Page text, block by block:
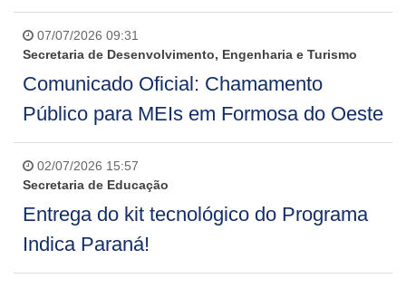
07/07/2026 09:31
Secretaria de Desenvolvimento, Engenharia e Turismo
Comunicado Oficial: Chamamento
Público para MEIs em Formosa do Oeste
02/07/2026 15:57
Secretaria de Educação
Entrega do kit tecnológico do Programa
Indica Paraná!